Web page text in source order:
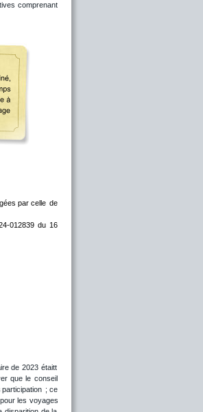
comprenant
par celle de
012839 du 16
de 2023 étaitt
que le conseil
participation ; ce
pour les voyages